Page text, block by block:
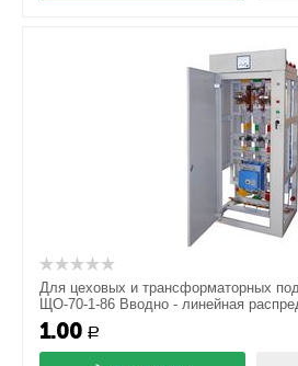
Для цеховых и трансформаторных
ЩО-70-1-86 Вводно - линейная
1.00 Р